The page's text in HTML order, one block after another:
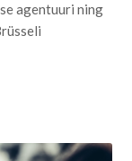
agentuuri ning